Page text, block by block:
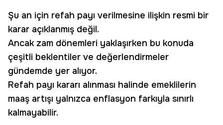
Şu an için refah payı verilmesine ilişkin resmi bir
karar açıklanmış değil.
Ancak zam dönemleri yaklaşırken bu konuda
çeşitli beklentiler ve değerlendirmeler
gündemde yer alıyor.
Refah payı kararı alınması halinde emeklilerin
maaş artışı yalnızca enflasyon farkıyla sınırlı
kalmayabilir.